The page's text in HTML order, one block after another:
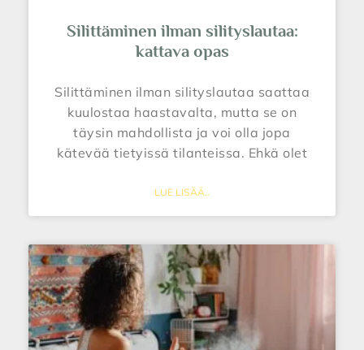
Silittäminen ilman silityslautaa:
kattava opas
Silittäminen ilman silityslautaa saattaa
kuulostaa haastavalta, mutta se on
täysin mahdollista ja voi olla jopa
kätevää tietyissä tilanteissa. Ehkä olet
LUE LISÄÄ..